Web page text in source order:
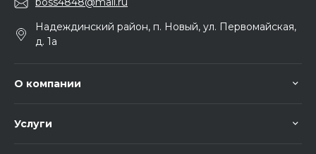
Надеждинский район, п. Новый, ул. Первомайская,
д. 1а
О компании
Услуги